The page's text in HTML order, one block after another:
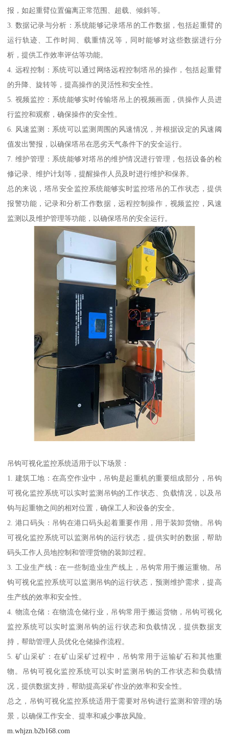
报，如起重臂位置偏离正常范围、超载、倾斜等。
3. 数据记录与分析：系统能够记录塔吊的工作数据，包括起重臂的
运行轨迹、工作时间、载重情况等，同时能够对这些数据进行分
析，提供工作效率评估等功能。
4. 远程控制：系统可以通过网络远程控制塔吊的操作，包括起重臂
的升降、旋转等，提高操作的灵活性和安全性。
5. 视频监控：系统能够实时传输塔吊上的视频画面，供操作人员进
行监控和观察，确保操作的安全性。
6. 风速监测：系统可以监测周围的风速情况，并根据设定的风速阈
值发出警报，以确保塔吊在恶劣天气条件下的安全运行。
7. 维护管理：系统能够对塔吊的维护情况进行管理，包括设备的检
修记录、维护计划等，提醒操作人员及时进行维护和保养。
总的来说，塔吊安全监控系统能够实时监控塔吊的工作状态，提供
报警功能，记录和分析工作数据，远程控制操作，视频监控，风速
监测以及维护管理等功能，以确保塔吊的安全运行。
吊钩可视化监控系统适用于以下场景：
1. 建筑工地：在高空作业中，吊钩是起重机的重要组成部分，吊钩
可视化监控系统可以实时监测吊钩的工作状态、负载情况，以及吊
钩与起重物之间的相对位置，确保工人和设备的安全。
2. 港口码头：吊钩在港口码头起着重要作用，用于装卸货物。吊钩
可视化监控系统可以监测吊钩的运行状态，提供实时的数据，帮助
码头工作人员地控制和管理货物的装卸过程。
3. 工业生产线：在一些制造业生产线上，吊钩常用于搬运重物。吊
钩可视化监控系统可以监测吊钩的运行状态，预测维护需求，提高
生产线的效率和安全性。
4. 物流仓储：在物流仓储行业，吊钩常用于搬运货物，吊钩可视化
监控系统可以实时监测吊钩的运行状态和负载情况，提供数据支
持，帮助管理人员优化仓储操作流程。
5. 矿山采矿：在矿山采矿过程中，吊钩常用于运输矿石和其他重
物。吊钩可视化监控系统可以实时监测吊钩的工作状态和负载情
况，提供数据支持，帮助提高采矿作业的效率和安全性。
总之，吊钩可视化监控系统适用于需要对吊钩进行监测和管理的场
景，以确保工作安全、提率和减少事故风险。
m.whjzn.b2b168.com